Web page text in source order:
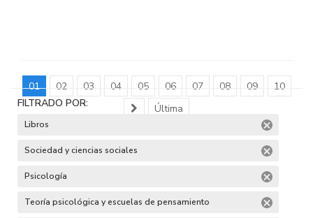
01 02 03 04 05 06 07 08 09
10
Última
FILTRADO POR:
Libros
Sociedad y ciencias sociales
Psicología
Teoría psicológica y escuelas de pensamiento